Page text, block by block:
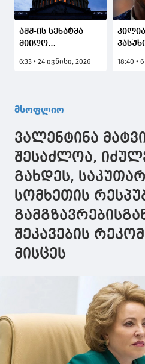
აშშ-ის სენატმა
მიიღო
რომელიც
დონალდ ტრამპის
სამხედრო
ზღუდავს
6:33 • 24 ივნისი, 2026 18:40 •
მსოფლიო
ვალენტინა
შესაძლოა,
გახდეს,
სომხეთის
შეკავების
მისცეს